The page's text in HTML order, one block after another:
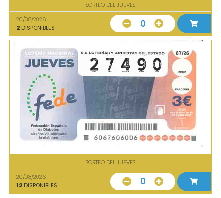
SORTEO DEL JUEVES
20/08/2026
2 DISPONIBLES 0
SORTEO DEL JUEVES
20/08/2026
12 DISPONIBLES 0